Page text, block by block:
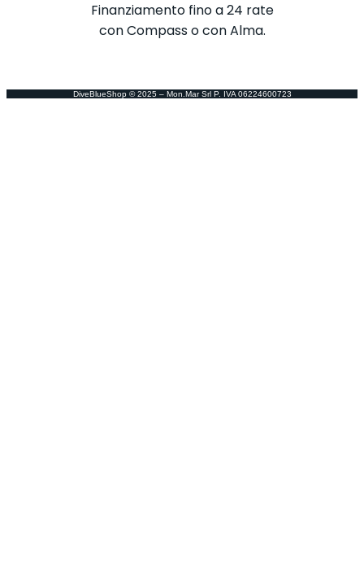
Finanziamento fino a 24 rate
con Compass o con Alma.
DiveBlueShop © 2025 – Mon.Mar Srl P. IVA 06224600723